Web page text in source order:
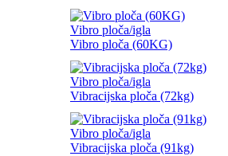
Vibro ploča/igla
Vibro ploča (60KG)
Vibro ploča/igla
Vibracijska ploča (72kg)
Vibro ploča/igla
Vibracijska ploča (91kg)